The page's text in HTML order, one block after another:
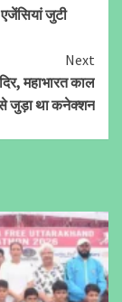
जुटी
Next
महाभारत काल
जुड़ा था कनेक्शन